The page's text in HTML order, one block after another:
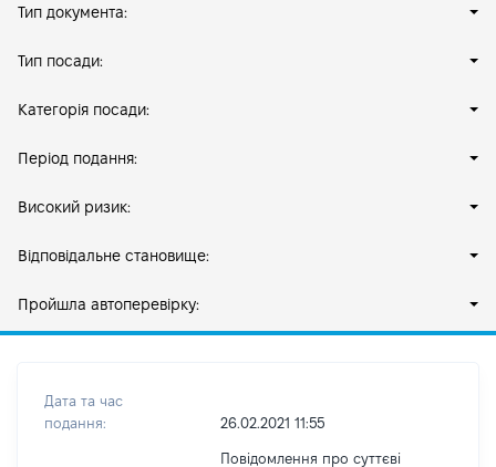
Тип документа:
Тип посади:
Категорія посади:
Період подання:
Високий ризик:
Відповідальне становище:
Пройшла автоперевірку:
Дата та час
подання:
26.02.2021 11:55
Повідомлення про суттєві